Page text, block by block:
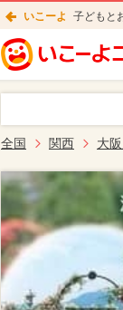
いこーよ 子どもと
全国 関西 大